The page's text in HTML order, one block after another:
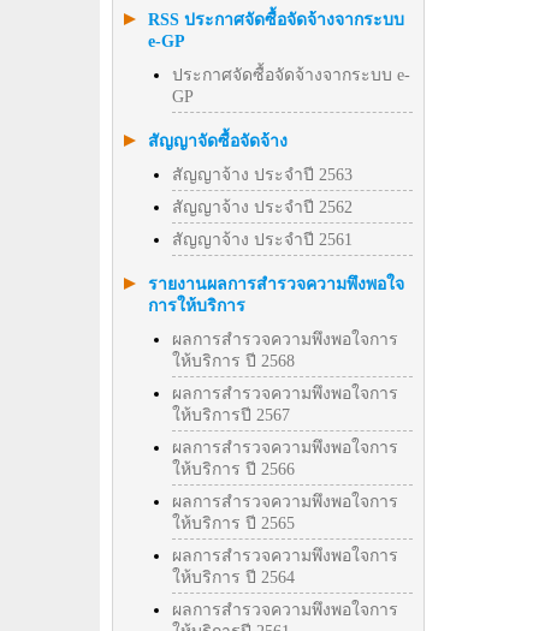
RSS ประกาศจัดซื้อจัดจ้างจากระบบ
e-GP
ประกาศจัดซื้อจัดจ้างจากระบบ e-
GP
สัญญาจัดซื้อจัดจ้าง
สัญญาจ้าง ประจำปี 2563
สัญญาจ้าง ประจำปี 2562
สัญญาจ้าง ประจำปี 2561
รายงานผลการสำรวจความพึงพอใจ
การให้บริการ
ผลการสำรวจความพึงพอใจการ
ให้บริการ ปี 2568
ผลการสำรวจความพึงพอใจการ
ให้บริการปี 2567
ผลการสำรวจความพึงพอใจการ
ให้บริการ ปี 2566
ผลการสำรวจความพึงพอใจการ
ให้บริการ ปี 2565
ผลการสำรวจความพึงพอใจการ
ให้บริการ ปี 2564
ผลการสำรวจความพึงพอใจการ